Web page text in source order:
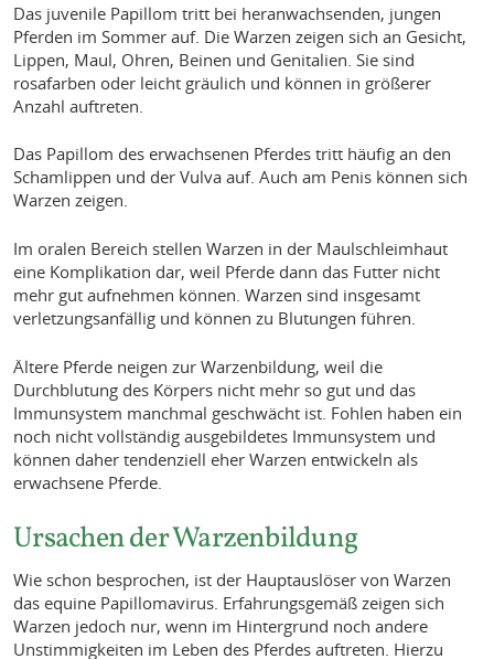
Das juvenile Papillom tritt bei heranwachsenden, jungen
Pferden im Sommer auf. Die Warzen zeigen sich an Gesicht,
Lippen, Maul, Ohren, Beinen und Genitalien. Sie sind
rosafarben oder leicht gräulich und können in größerer
Anzahl auftreten.
Das Papillom des erwachsenen Pferdes tritt häufig an den
Schamlippen und der Vulva auf. Auch am Penis können sich
Warzen zeigen.
Im oralen Bereich stellen Warzen in der Maulschleimhaut
eine Komplikation dar, weil Pferde dann das Futter nicht
mehr gut aufnehmen können. Warzen sind insgesamt
verletzungsanfällig und können zu Blutungen führen.
Ältere Pferde neigen zur Warzenbildung, weil die
Durchblutung des Körpers nicht mehr so gut und das
Immunsystem manchmal geschwächt ist. Fohlen haben ein
noch nicht vollständig ausgebildetes Immunsystem und
können daher tendenziell eher Warzen entwickeln als
erwachsene Pferde.
Ursachen der Warzenbildung
Wie schon besprochen, ist der Hauptauslöser von Warzen
das equine Papillomavirus. Erfahrungsgemäß zeigen sich
Warzen jedoch nur, wenn im Hintergrund noch andere
Unstimmigkeiten im Leben des Pferdes auftreten. Hierzu